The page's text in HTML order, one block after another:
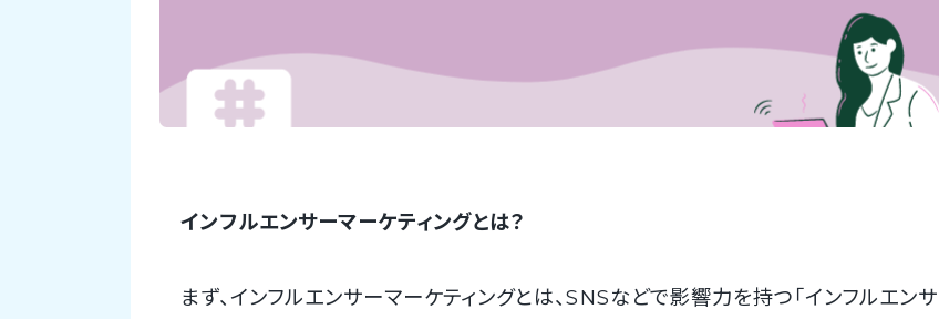
インフルエンサーマーケティングとは？
まず、インフルエンサーマーケティングとは、SNSなどで影響力を持つ「インフルエンサ